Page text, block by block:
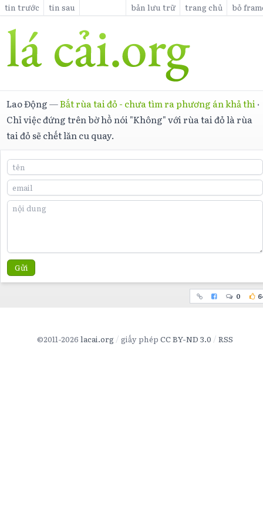
tin trước tin sau bản lưu trữ trang chủ bỏ
Lao Động—Bắt rùa tai đỏ - chưa tìm ra phương án khả thi ·
Chỉ việc đứng trên bờ hồ nói "Không" với rùa tai đỏ là rùa
tai đỏ sẽ chết lăn cu quay.
Gửi
0
©2011-2026 lacai.org giấy phép CC BY-ND 3.0 RSS